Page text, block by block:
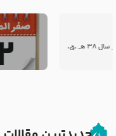
2 صفرالمظفر
1ـ